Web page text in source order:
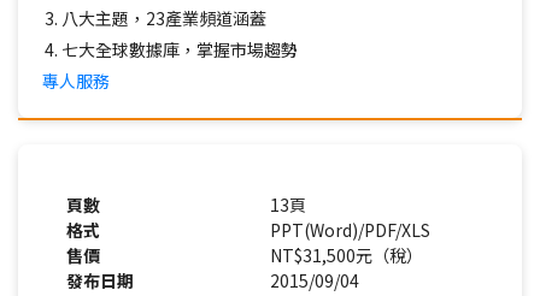
八大主題，23產業頻道涵蓋
七大全球數據庫，掌握市場趨勢
專人服務
頁數
13頁
格式
PPT(Word)/PDF/XLS
售價
NT$31,500元（稅）
發布日期
2015/09/04